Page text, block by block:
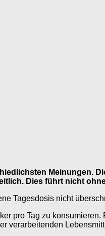
Meinungen.
Dies führt nicht
Tagesdosis nicht
pro Tag zu
verarbeitenden